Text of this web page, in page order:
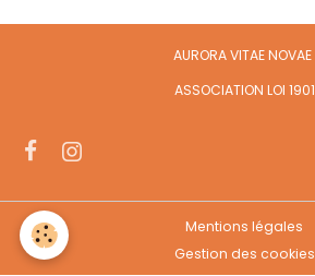
AURORA VITAE NOVAE
ASSOCIATION LOI 1901
Mentions légales
Gestion des cookies